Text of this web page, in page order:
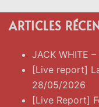
ARTICLES
JACK WHITE
[Live report]
28/05/2026
[Live Report]